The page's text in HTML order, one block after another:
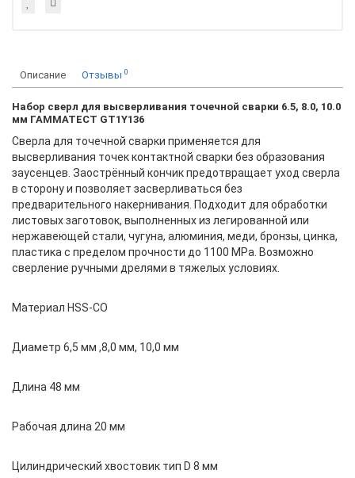
Описание Отзывы 0
Набор сверл для высверливания точечной сварки 6.5, 8.0, 10.0
мм ГАММАТЕСТ GT1Y136
Сверла для точечной сварки применяется для
высверливания точек контактной сварки без образования
заусенцев. Заострённый кончик предотвращает уход сверла
в сторону и позволяет засверливаться без
предварительного накернивания. Подходит для обработки
листовых заготовок, выполненных из легированной или
нержавеющей стали, чугуна, алюминия, меди, бронзы, цинка,
пластика с пределом прочности до 1100 MPa. Возможно
сверление ручными дрелями в тяжелых условиях.
Материал HSS-CO
Диаметр 6,5 мм ,8,0 мм, 10,0 мм
Длина 48 мм
Рабочая длина 20 мм
Цилиндрический хвостовик тип D 8 мм